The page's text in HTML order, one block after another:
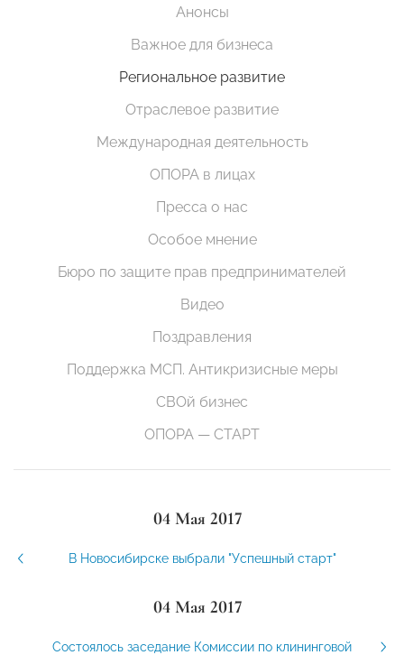
Анонсы
Важное для бизнеса
Региональное развитие
Отраслевое развитие
Международная деятельность
ОПОРА в лицах
Пресса о нас
Особое мнение
Бюро по защите прав предпринимателей
Видео
Поздравления
Поддержка МСП. Антикризисные меры
СВОй бизнес
ОПОРА — СТАРТ
04 Мая 2017
В Новосибирске выбрали "Успешный старт"
04 Мая 2017
Состоялось заседание Комиссии по клининговой